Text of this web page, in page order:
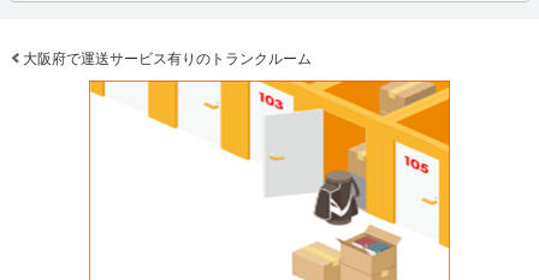
大阪府で運送サービス有りのトランクルーム